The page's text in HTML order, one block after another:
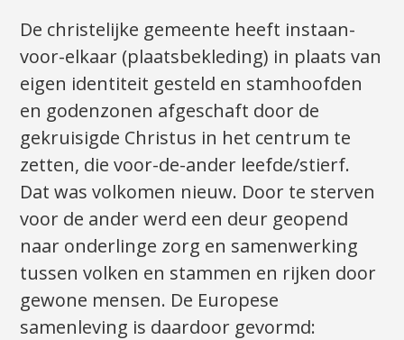
De christelijke gemeente heeft instaan-
voor-elkaar (plaatsbekleding) in plaats van
eigen identiteit gesteld en stamhoofden
en godenzonen afgeschaft door de
gekruisigde Christus in het centrum te
zetten, die voor-de-ander leefde/stierf.
Dat was volkomen nieuw. Door te sterven
voor de ander werd een deur geopend
naar onderlinge zorg en samenwerking
tussen volken en stammen en rijken door
gewone mensen. De Europese
samenleving is daardoor gevormd: